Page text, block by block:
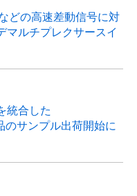
どの高速差動信号に対
マルチプレクサースイ
統合した
のサンプル出荷開始に